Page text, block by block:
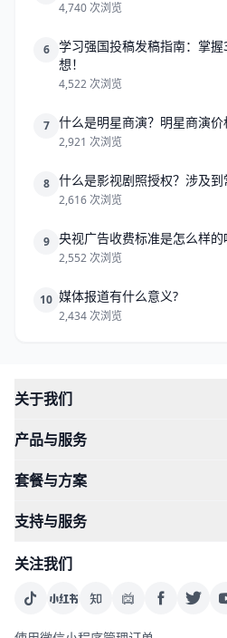
4,740 次浏览
6
学习强国投稿发稿指南：掌
想！
4,522 次浏览
7 什么是明星商演？明星商演价
2,921 次浏览
8 什么是影视剧照授权？涉及到
2,616 次浏览
9 央视广告收费标准是怎么样的
2,552 次浏览
10 媒体报道有什么意义?
2,434 次浏览
关于我们
产品与服务
套餐与方案
支持与服务
关注我们